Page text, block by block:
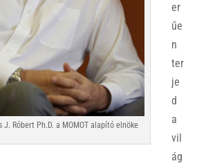
J. Róbert Ph.D. a MOMOT alapító elnöke
er
űe
n
ter
je
d
a
vil
ág